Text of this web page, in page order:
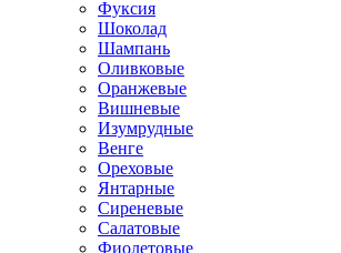
Фуксия
Шоколад
Шампань
Оливковые
Оранжевые
Вишневые
Изумрудные
Венге
Ореховые
Янтарные
Сиреневые
Салатовые
Фиолетовые